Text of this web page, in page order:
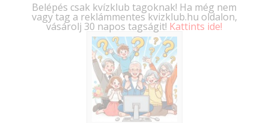
Belépés csak kvízklub tagoknak! Ha még nem
vagy tag a reklámmentes kvizklub.hu oldalon,
vásárolj 30 napos tagságit! Kattints ide!